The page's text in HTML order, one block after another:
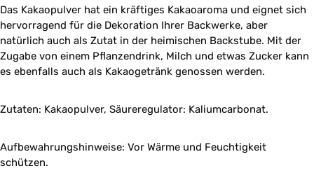
Das Kakaopulver hat ein kräftiges Kakaoaroma und eignet sich
hervorragend für die Dekoration Ihrer Backwerke, aber
natürlich auch als Zutat in der heimischen Backstube. Mit der
Zugabe von einem Pflanzendrink, Milch und etwas Zucker kann
es ebenfalls auch als Kakaogetränk genossen werden.
Zutaten: Kakaopulver, Säureregulator: Kaliumcarbonat.
Aufbewahrungshinweise: Vor Wärme und Feuchtigkeit
schützen.